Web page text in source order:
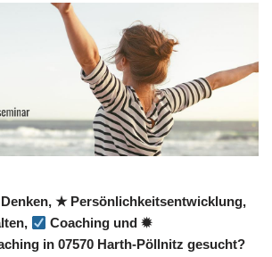
★ Persönlichkeitsentwicklung,
Coaching und ✹
in 07570 Harth-Pöllnitz gesucht?